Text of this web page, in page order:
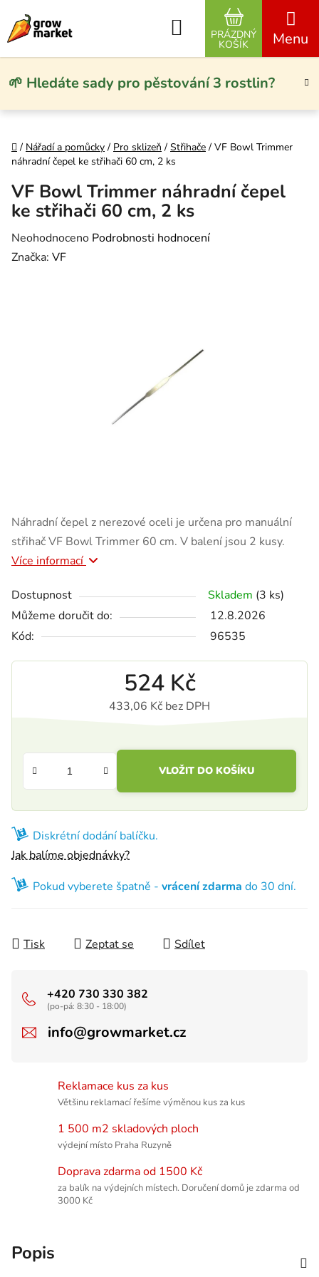
🌱 Hledáte sady pro pěstování 3 rostlin?
Hledat
NÁKUPNÍ
PRÁZDNÝ
KOŠÍK
Domů
/ Nářadí a pomůcky / Pro sklizeň / Střihače / VF Bowl Trimmer
náhradní čepel ke střihači 60 cm, 2 ks
Náhradní čepel z nerezové oceli je určena pro manuální
střihač VF Bowl Trimmer 60 cm. V balení jsou 2 kusy.
Více informací
Dostupnost Skladem (3 ks)
Můžeme doručit do:
12.8.2026
Kód:
96535
524 Kč
433,06 Kč bez DPH
VLOŽIT DO KOŠÍKU
Diskrétní dodání balíčku.
Jak balíme objednávky?
Pokud vyberete špatně - vrácení zdarma do 30 dní.
Tisk Zeptat se Sdílet
+420 730 330 382
(po-pá: 8:30 - 18:00)
info@growmarket.cz
VF Bowl Trimmer náhradní čepel
ke střihači 60 cm, 2 ks
Průměrné hodnocení produktu je 0,0 z 5 hvězdiček.
Neohodnoceno Podrobnosti hodnocení
Značka: VF
Reklamace kus za kus
Většinu reklamací řešíme výměnou kus za kus
1 500 m2 skladových ploch
výdejní místo Praha Ruzyně
Doprava zdarma od 1500 Kč
za balík na výdejních místech. Doručení domů je zdarma od
3000 Kč
Popis